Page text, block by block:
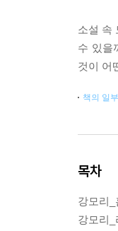
소설 속
수 있을
것이 어
책의 일
목차
강모리
강모리